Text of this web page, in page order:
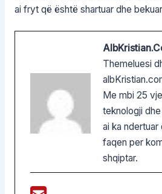
ai fryt që është shartuar dhe
Themeluesi
Me mbi 25
teknologji
ai ka ndertuar
faqen per
shqiptar.